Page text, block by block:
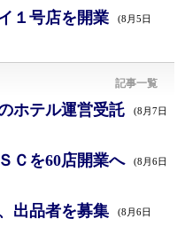
１号店を開業 (8月5日
記事一覧
ホテル運営受託 (8月7日
Ｃを60店開業へ (8月6日
出品者を募集 (8月6日